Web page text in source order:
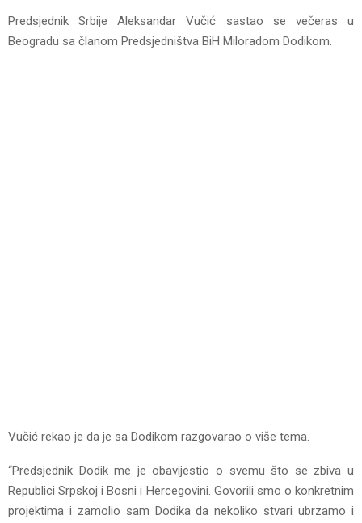
Predsjednik Srbije Aleksandar Vučić sastao se večeras u
Beogradu sa članom Predsjedništva BiH Miloradom Dodikom.
Vučić rekao je da je sa Dodikom razgovarao o više tema.
“Predsjednik Dodik me je obavijestio o svemu što se zbiva u
Republici Srpskoj i Bosni i Hercegovini. Govorili smo o konkretnim
projektima i zamolio sam Dodika da nekoliko stvari ubrzamo i